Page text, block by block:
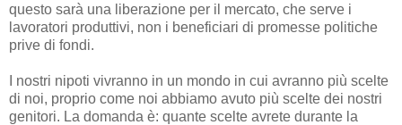
questo sarà una liberazione per il mercato, che serve i
lavoratori produttivi, non i beneficiari di promesse politiche
prive di fondi.
I nostri nipoti vivranno in un mondo in cui avranno più scelte
di noi, proprio come noi abbiamo avuto più scelte dei nostri
genitori. La domanda è: quante scelte avrete durante la